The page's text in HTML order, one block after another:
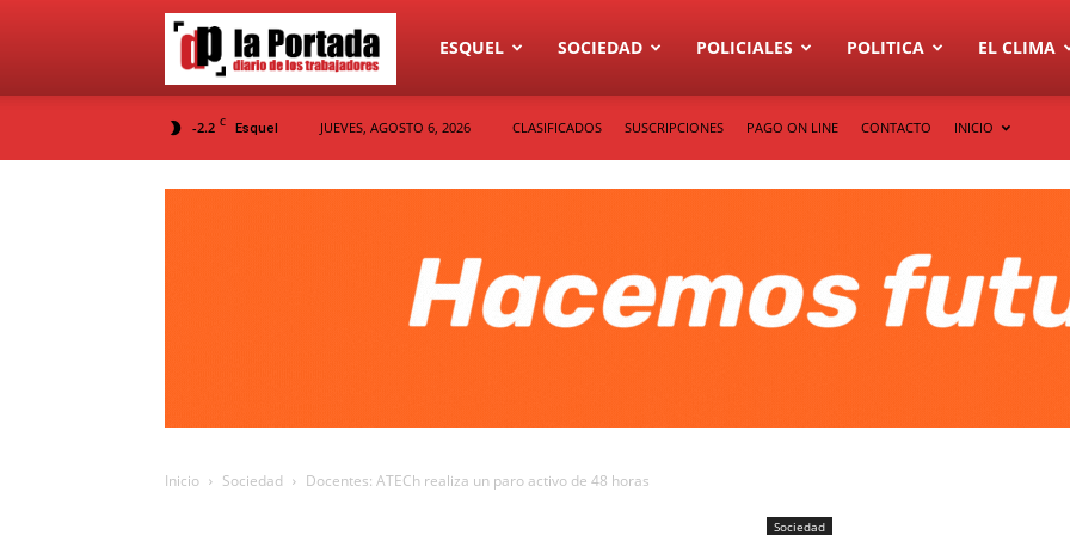
Diario
La
ESQUEL SOCIEDAD POLICIALES POLITICA EL CLIMA
-2.2 C Esquel JUEVES, AGOSTO 6, 2026 CLASIFICADOS SUSCRIPCIONES PAGO ON LINE CONTACTO INICIO
Inicio Sociedad Docentes: ATECh realiza un paro activo de 48 horas
Sociedad